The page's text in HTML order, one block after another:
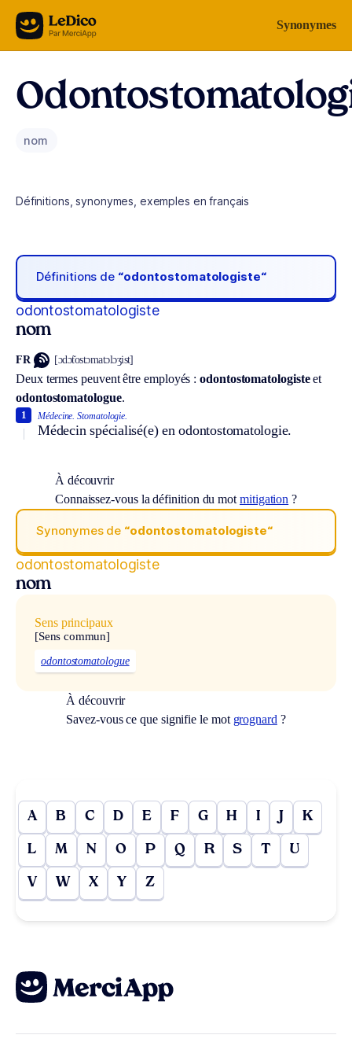
Aller au contenu Synonymes
nom
Définitions, synonymes, exemples en français
Définitions de “odontostomatologiste“
odontostomatologiste
nom
FR [ɔdɔ̃tostɔmatɔlɔʒist]
Deux termes peuvent être employés :odontostomatologisteet
odontostomatologue.
Médecine. Stomatologie.
Médecin spécialisé(e) en odontostomatologie.
1
À découvrir
Connaissez-vous la définition du mot mitigation ?
Synonymes de “odontostomatologiste“
odontostomatologiste
nom
Sens principaux
[Sens commun]
odontostomatologue
À découvrir
Savez-vous ce que signifie le mot grognard ?
A B C D E F G H I J K
L M N O P Q R S T U
V W X Y Z